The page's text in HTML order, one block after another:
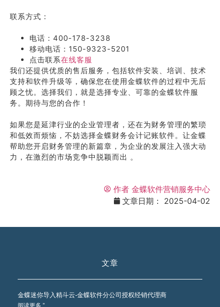
联系方式：
电话：400-178-3238
移动电话：150-9323-5201
点击联系在线客服
我们还提供优质的售后服务，包括软件安装、培训、技术
支持和软件升级等，确保您在使用金蝶软件的过程中无后
顾之忧。选择我们，就是选择专业、可靠的金蝶软件服
务。期待与您的合作！
如果您是延津行业的企业管理者，还在为财务管理的繁琐
和低效而烦恼，不妨选择金蝶财务会计记账软件。让金蝶
帮助您开启财务管理的新篇章，为企业的发展注入强大动
力，在激烈的市场竞争中脱颖而出 。
作者 金蝶软件营销服务中心
文章日期：
2025-04-02
文章
金蝶迷你导入精斗云-金蝶软件分公司授权经销代理商
阅读更多 ”